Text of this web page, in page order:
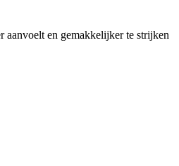
aanvoelt en gemakkelijker te strijken